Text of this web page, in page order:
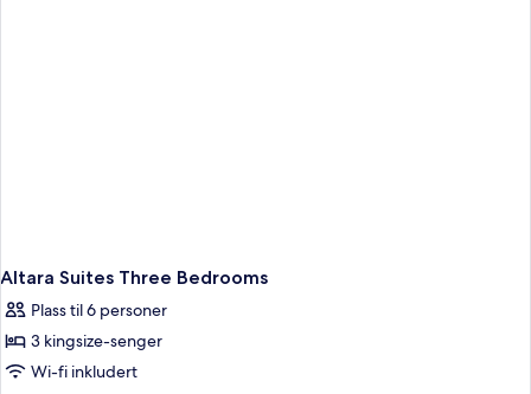
Altara Suites Three Bedrooms
Plass til 6 personer
3 kingsize-senger
Wi-fi inkludert